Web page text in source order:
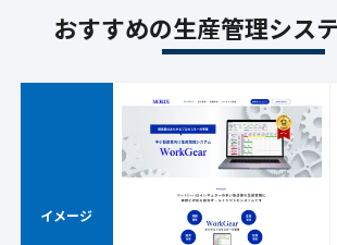
おすすめの生産管理シス
イメージ